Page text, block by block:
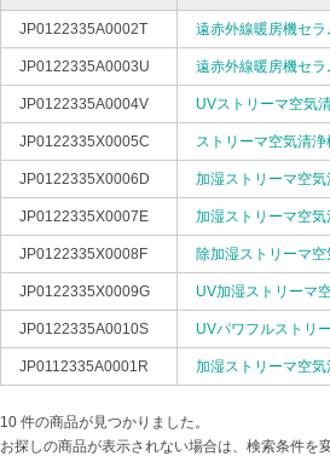
JP0122335A0002T 遠赤外線暖房機セラ
JP0122335A0003U 遠赤外線暖房機セラ
JP0122335A0004V UVストリーマ空気
JP0122335X0005C ストリーマ空気清
JP0122335X0006D 加湿ストリーマ空
JP0122335X0007E 加湿ストリーマ空
JP0122335X0008F 除加湿ストリーマ
JP0122335X0009G UV加湿ストリーマ
JP0122335A0010S UVパワフルストリ
JP0112335A0001R 加湿ストリーマ空
10 件の商品が見つかりました。
お探しの商品が表示されない場合は、検索条件を